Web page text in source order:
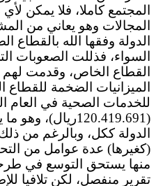
المجتمع كاملا، فلا يمكن
المجالات وهو يعاني من
الدولة وفقها الله
السواء، فذللت الصعوبات
القطاع الخاص، وقدمت لهم
الميزانيات الضخمة
الدولة ككل، وبالرغم من
(كغيرها) عدة عوامل من
منها يستحق التوسع في
تقرير منفصل، لكن تلافيا